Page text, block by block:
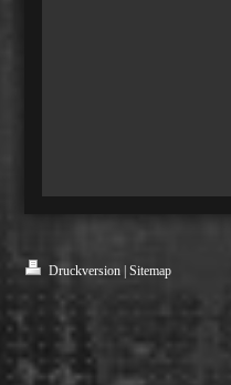
Druckversion Sitemap